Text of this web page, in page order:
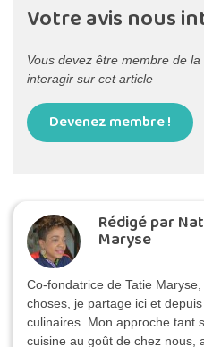
Votre avis nous
Vous devez être membre de
interagir sur cet article
Devenez membre !
Rédigé par
Maryse
Co-fondatrice de Tatie
choses, je partage ici et
culinaires. Mon approche tant
cuisine au goût de chez nous,